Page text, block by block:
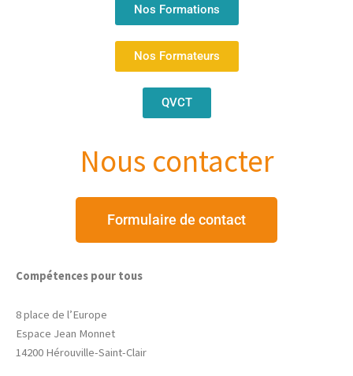
Nos Formations
Nos Formateurs
QVCT
Nous contacter
Formulaire de contact
Compétences pour tous
8 place de l’Europe
Espace Jean Monnet
14200 Hérouville-Saint-Clair